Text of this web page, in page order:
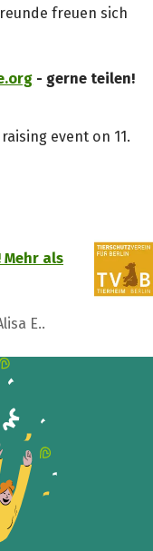
freuen sich
- gerne teilen!
event on 11.
als
E..